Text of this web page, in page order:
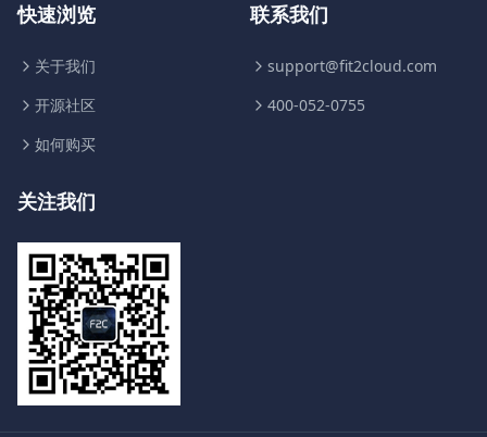
快速浏览
关于我们
开源社区
如何购买
联系我们
support@fit2cloud.com
400-052-0755
关注我们